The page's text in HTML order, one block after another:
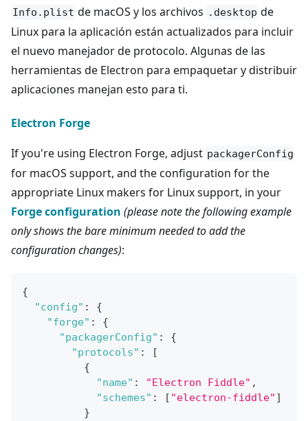
Info.plist de macOS y los archivos .desktop de
Linux para la aplicación están actualizados para incluir
el nuevo manejador de protocolo. Algunas de las
herramientas de Electron para empaquetar y distribuir
aplicaciones manejan esto para ti.
Electron Forge
If you're using Electron Forge, adjust packagerConfig
for macOS support, and the configuration for the
appropriate Linux makers for Linux support, in your
Forge configuration (please note the following example
only shows the bare minimum needed to add the
configuration changes):
{
"config" :
{
"forge" :
{
"packagerConfig" :
{
"protocols" :
[
{
"name" : "Electron Fiddle" ,
"schemes" : [ "electron-fiddle" ]
}